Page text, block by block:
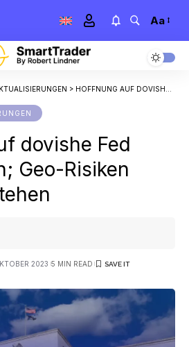
Aa
> HOFFNUNG AUF DOVISHE FED STÜTZT AKTIEN; GEO-RISIKEN BLEIBEN BESTEHEN
dovishe Fed
Geo-Risiken
2023 5 MIN READ